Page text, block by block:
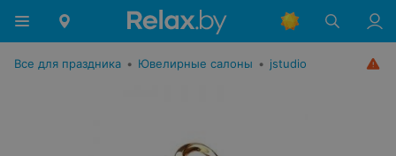
Все для праздника • Ювелирные салоны • jstudio